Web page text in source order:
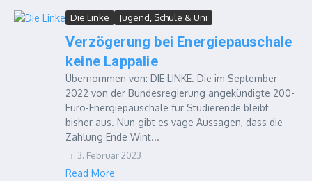
Die Linke Jugend, Schule & Uni
Verzögerung bei Energiepauschale
keine Lappalie
Übernommen von: DIE LINKE. Die im September
2022 von der Bundesregierung angekündigte 200-
Euro-Energiepauschale für Studierende bleibt
bisher aus. Nun gibt es vage Aussagen, dass die
Zahlung Ende Wint...
3. Februar 2023
Read More